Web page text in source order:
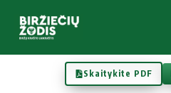
Skaitykite PDF